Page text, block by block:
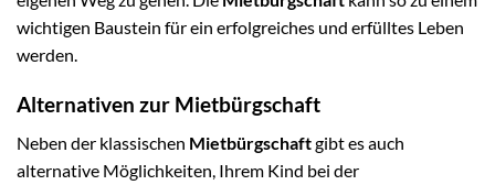
wichtigen Baustein für ein erfolgreiches und erfülltes Leben
werden.
Alternativen zur Mietbürgschaft
Neben der klassischen Mietbürgschaftgibt es auch
alternative Möglichkeiten, Ihrem Kind bei der